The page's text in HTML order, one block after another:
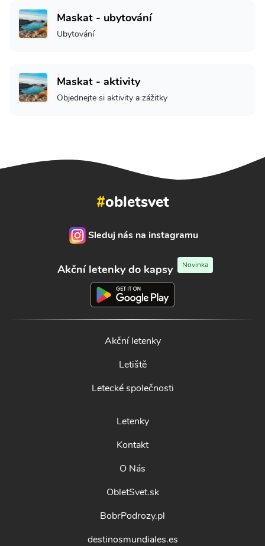
Maskat - ubytování
Ubytování
Maskat - aktivity
Objednejte si aktivity a zážitky
#obletsvet
Sleduj nás na instagramu
Akční letenky do kapsy Novinka
Akční letenky
Letiště
Letecké společnosti
Letenky
Kontakt
O Nás
ObletSvet.sk
BobrPodrozy.pl
destinosmundiales.es